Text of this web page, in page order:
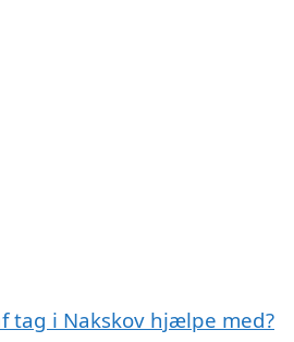
tag i Nakskov hjælpe med?